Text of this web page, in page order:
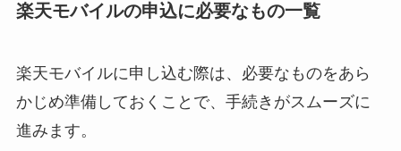
楽天モバイルの申込に必要なもの一覧
楽天モバイルに申し込む際は、必要なものをあら
かじめ準備しておくことで、手続きがスムーズに
進みます。